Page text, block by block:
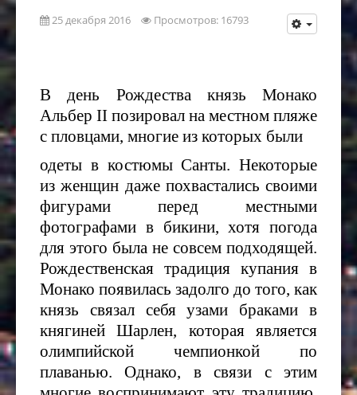
25 декабря 2016 Просмотров: 16793
В день Рождества князь Монако
Альбер II позировал на местном пляже
с пловцами, многие из которых были
одеты в костюмы Санты. Некоторые
из женщин даже похвастались своими
фигурами перед местными
фотографами в бикини, хотя погода
для этого была не совсем подходящей.
Рождественская традиция купания в
Монако появилась задолго до того, как
князь связал себя узами браками в
княгиней Шарлен, которая является
олимпийской чемпионкой по
плаванью. Однако, в связи с этим